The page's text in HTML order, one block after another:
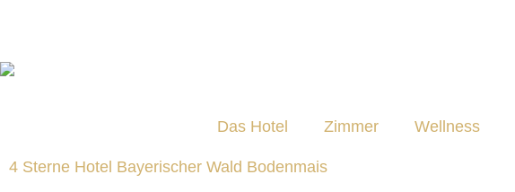
springen
Das Hotel Zimmer Wellness
4 Sterne Hotel Bayerischer Wald Bodenmais